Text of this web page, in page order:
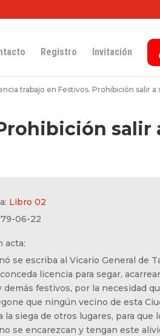
Registro Invitación
trabajo en Festivos. Prohibición salir a
salir
Libro 02
06-22
acta:
se escriba al Vicario General de
licencia para segar,
demás festivos, por la necesidad
que ningún vecino de esta
la siega de otros lugares, para que
se encarezcan y tengan este